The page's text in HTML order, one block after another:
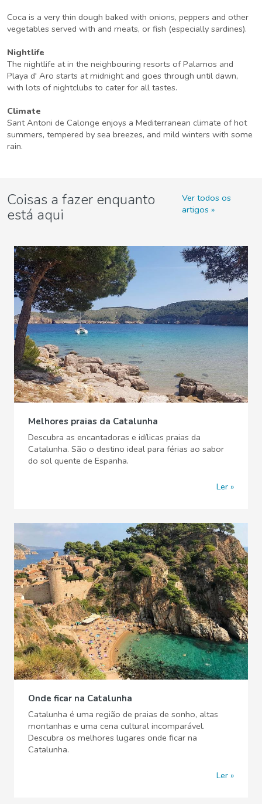
Coca is a very thin dough baked with onions, peppers and other
vegetables served with and meats, or fish (especially sardines).
Nightlife
The nightlife at in the neighbouring resorts of Palamos and
Playa d' Aro starts at midnight and goes through until dawn,
with lots of nightclubs to cater for all tastes.
Climate
Sant Antoni de Calonge enjoys a Mediterranean climate of hot
summers, tempered by sea breezes, and mild winters with some
rain.
Coisas a fazer enquanto
está aqui
Ver todos os
artigos
Melhores praias da Catalunha
Descubra as encantadoras e idílicas praias da
Catalunha. São o destino ideal para férias ao sabor
do sol quente de Espanha.
Ler
Onde ficar na Catalunha
Catalunha é uma região de praias de sonho, altas
montanhas e uma cena cultural incomparável.
Descubra os melhores lugares onde ficar na
Catalunha.
Ler